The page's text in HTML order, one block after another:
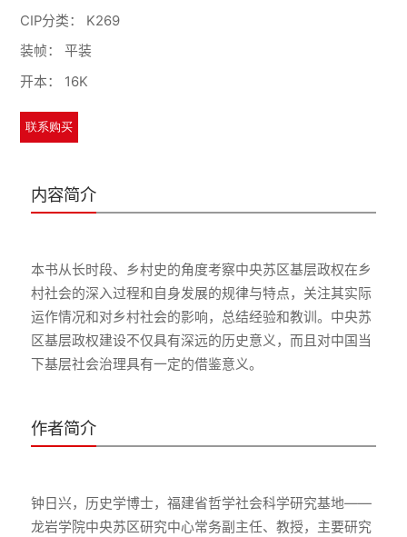
CIP分类：
K269
装帧：
平装
开本：
16K
联系购买
内容简介
本书从长时段、乡村史的角度考察中央苏区基层政权在乡
村社会的深入过程和自身发展的规律与特点，关注其实际
运作情况和对乡村社会的影响，总结经验和教训。中央苏
区基层政权建设不仅具有深远的历史意义，而且对中国当
作者简介
钟日兴，历史学博士，福建省哲学社会科学研究基地——
龙岩学院中央苏区研究中心常务副主任、教授，主要研究